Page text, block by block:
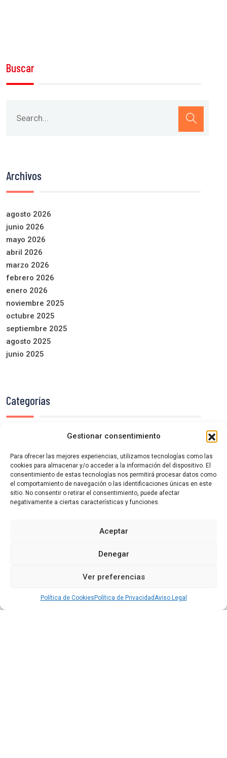
Gestionar consentimiento
Para ofrecer las mejores experiencias, utilizamos tecnologías como las
cookies para almacenar y/o acceder a la información del dispositivo. El
consentimiento de estas tecnologías nos permitirá procesar datos como
el comportamiento de navegación o las identificaciones únicas en este
sitio. No consentir o retirar el consentimiento, puede afectar
negativamente a ciertas características y funciones.
Aceptar
Denegar
Ver preferencias
Política de Cookies Política de PrivacidadAviso Legal
Buscar
Archivos
agosto 2026
junio 2026
mayo 2026
abril 2026
marzo 2026
febrero 2026
enero 2026
noviembre 2025
octubre 2025
septiembre 2025
agosto 2025
junio 2025
Categorías
Semana de Cine de Cuéllar
Sin categoría